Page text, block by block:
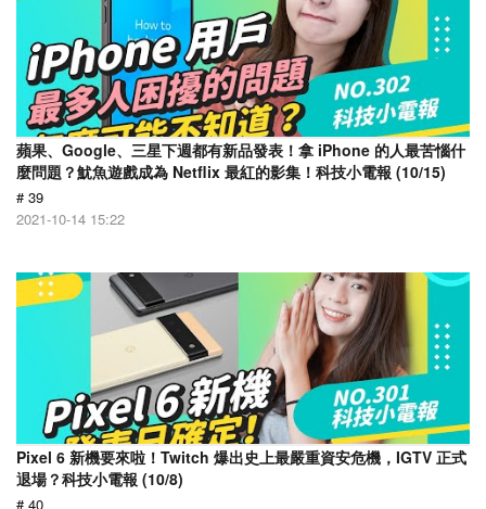
蘋果、Google、三星下週都有新品發表！拿 iPhone 的人最苦惱什
麼問題？魷魚遊戲成為 Netflix 最紅的影集！科技小電報 (10/15)
# 39
2021-10-14 15:22
Pixel 6 新機要來啦！Twitch 爆出史上最嚴重資安危機，IGTV 正式
退場？科技小電報 (10/8)
# 40